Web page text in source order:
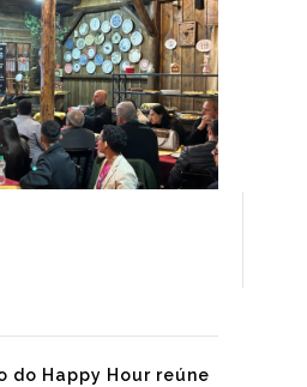
do Happy Hour reúne